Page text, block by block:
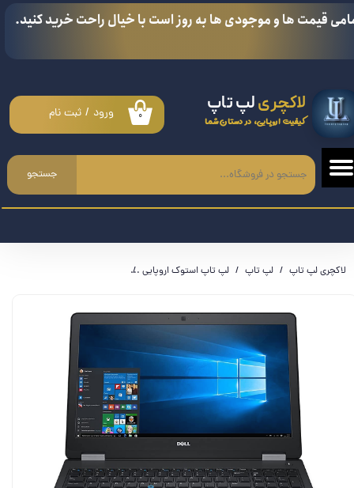
لاکچریلپ تاپ
کیفیت اروپایی، در دستان شما
جستجو
۰ ورود / ثبت نام
حساب کاربری من
سفارشات
خروج از حساب کاربری
قیمت ها و موجودی ها به روز است با خیال راحت خرید کنید.
لاکچری لپ تاپ لپ تاپ لپ تاپ استوک اروپایی